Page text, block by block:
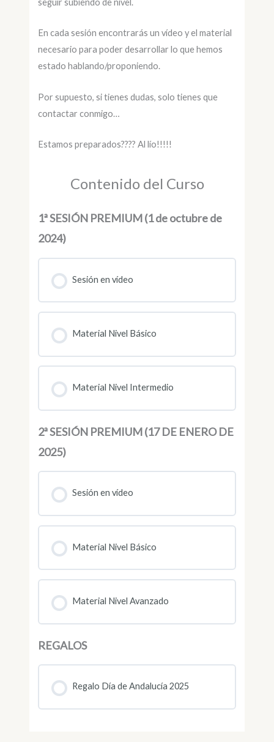
seguir subiendo de nivel.
En cada sesión encontrarás un vídeo y el material
necesario para poder desarrollar lo que hemos
estado hablando/proponiendo.
Por supuesto, si tienes dudas, solo tienes que
contactar conmigo…
Estamos preparados???? Al lío!!!!!
Contenido del Curso
1ª SESIÓN PREMIUM (1 de octubre de
2024)
Sesión en vídeo
Material Nivel Básico
Material Nivel Intermedio
2ª SESIÓN PREMIUM (17 DE ENERO DE
2025)
Sesión en vídeo
Material Nivel Básico
Material Nivel Avanzado
REGALOS
Regalo Día de Andalucía 2025